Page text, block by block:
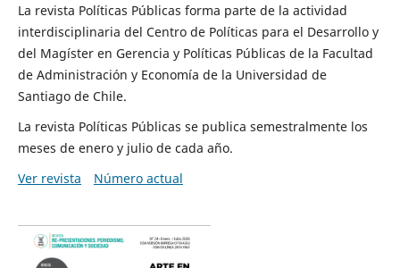
La revista Políticas Públicas forma parte de la actividad
interdisciplinaria del Centro de Políticas para el Desarrollo y
del Magíster en Gerencia y Políticas Públicas de la Facultad
de Administración y Economía de la Universidad de
Santiago de Chile.
La revista Políticas Públicas se publica semestralmente los
meses de enero y julio de cada año.
Ver revista
Número actual